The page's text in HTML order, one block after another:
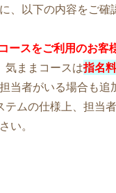
、以下の内容をご確
ースをご利用のお客
気ままコースは指名
当者がいる場合も
テムの仕様上、担当
い。